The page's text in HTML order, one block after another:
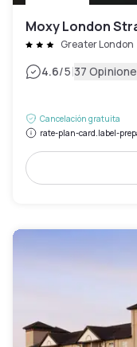
Moxy London
Greater London
4.6/5|37
Cancelación gratuita
rate-plan-card.label-